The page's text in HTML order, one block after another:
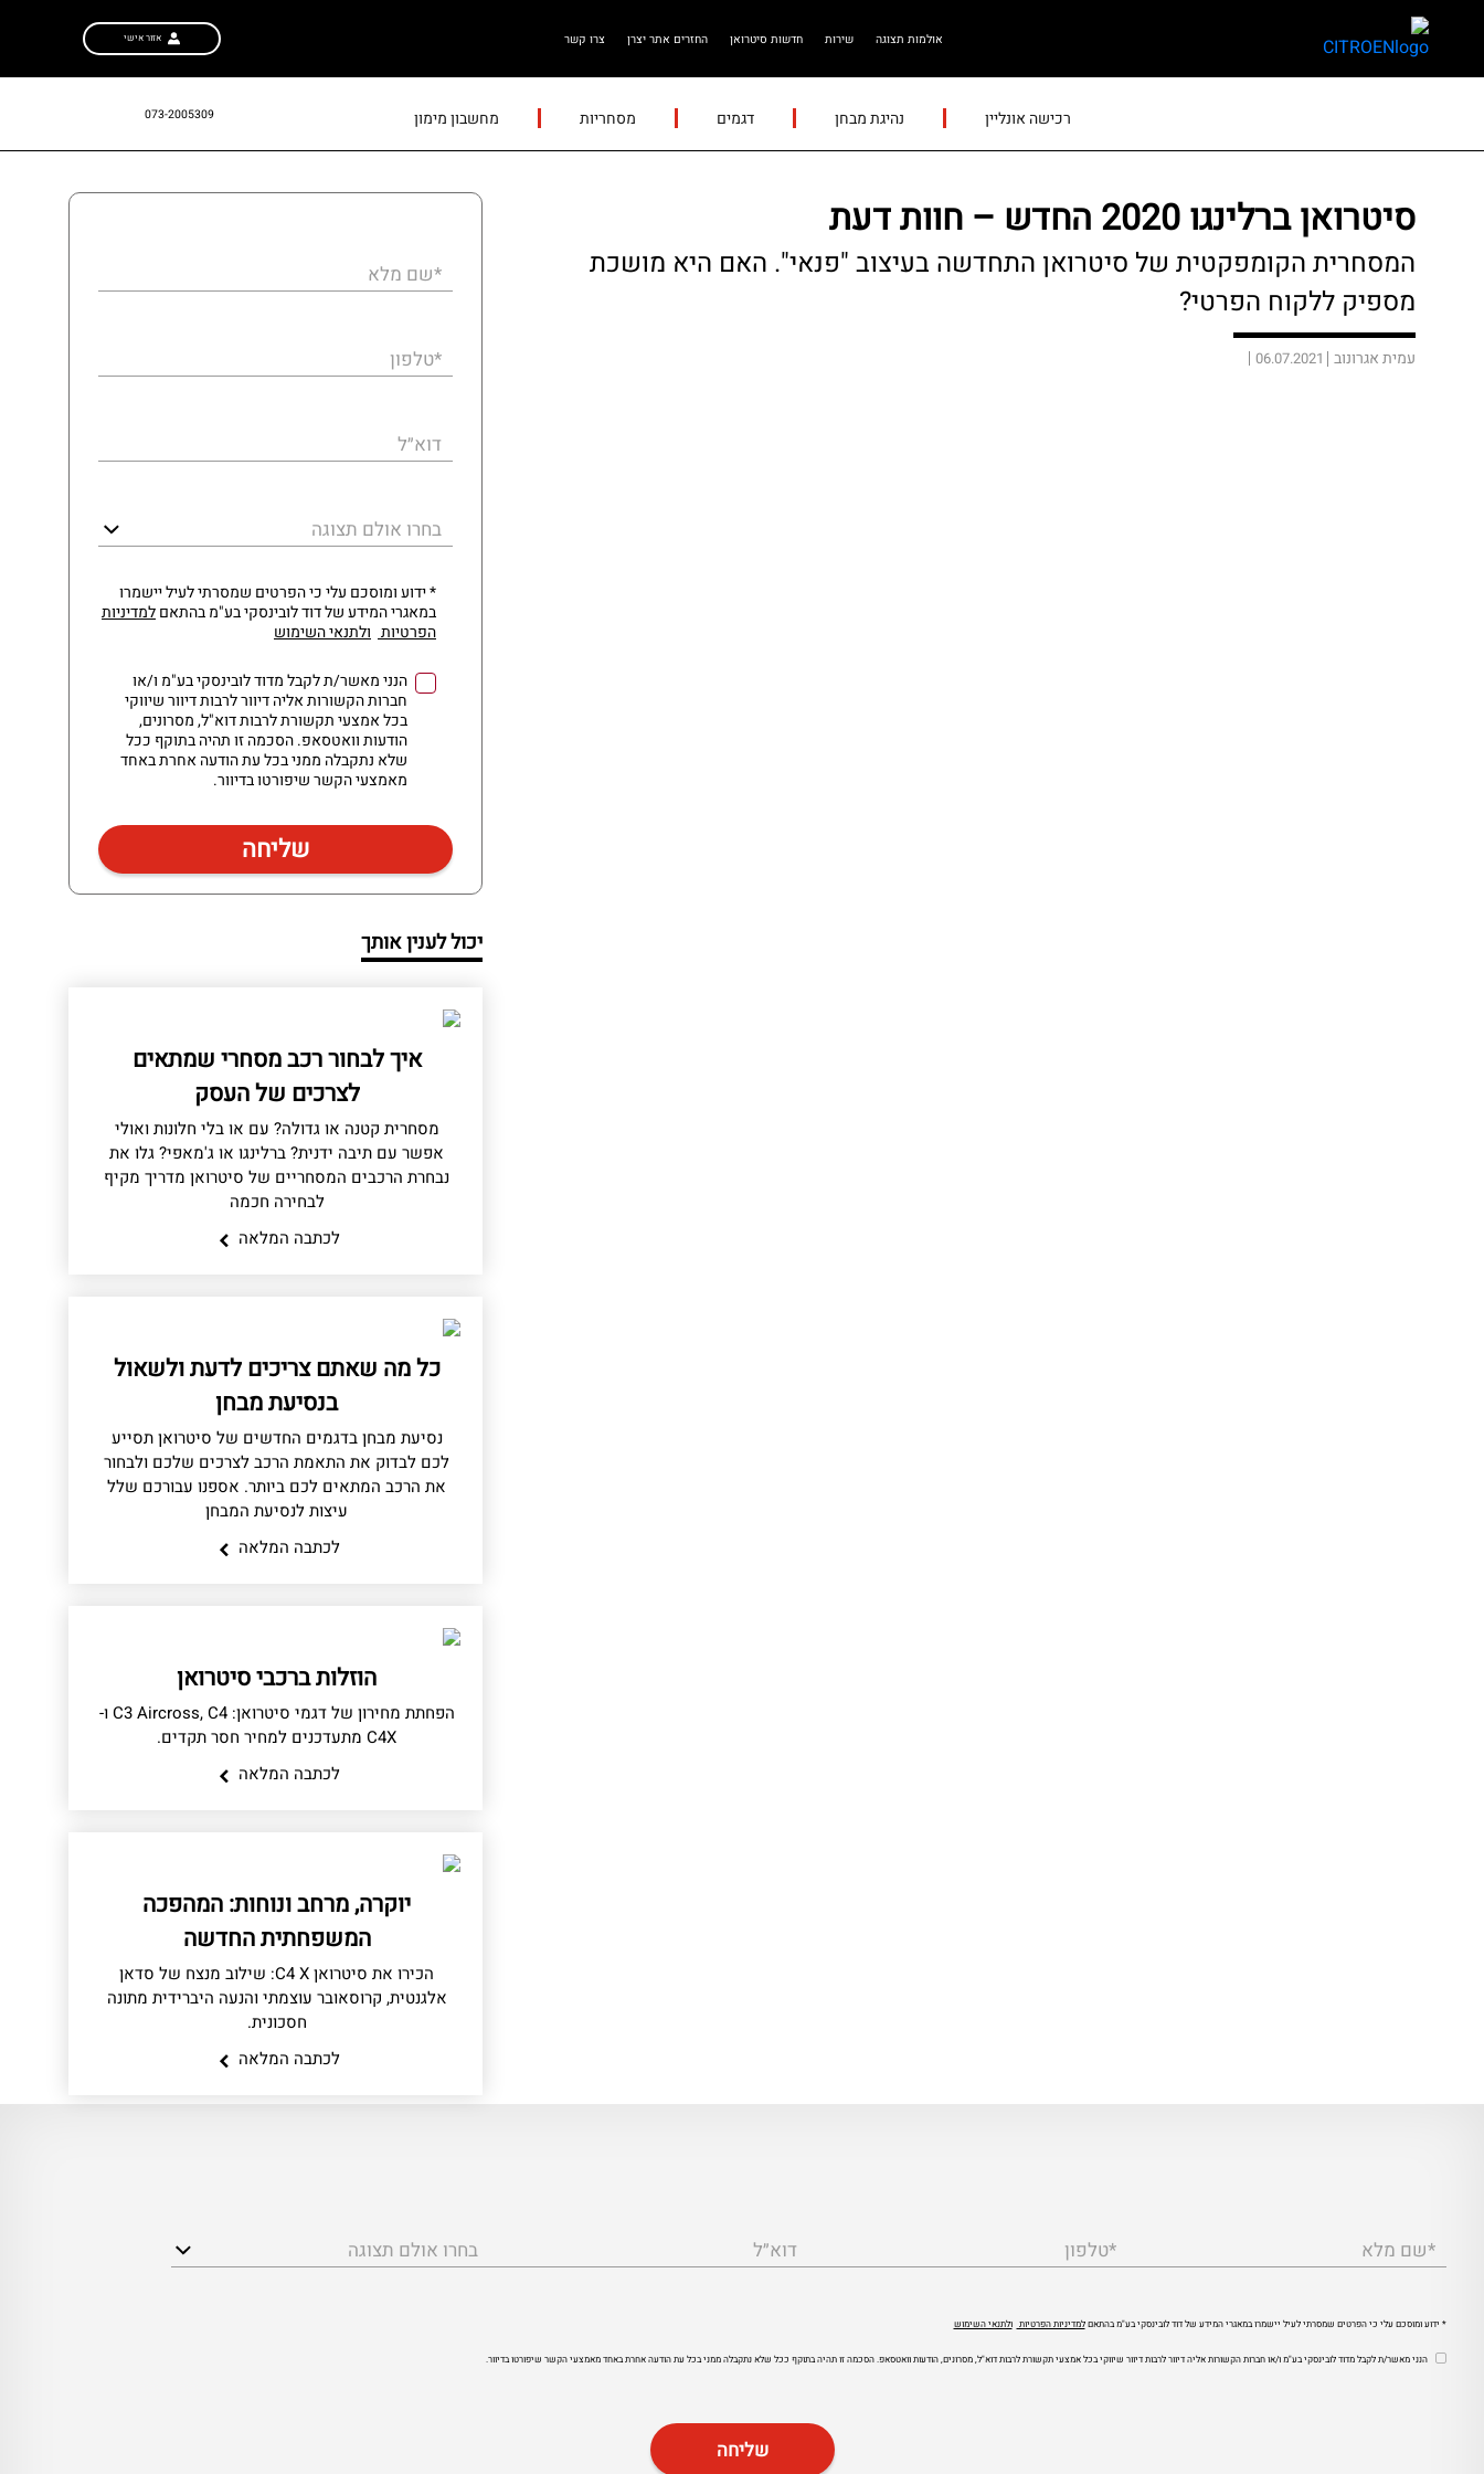
אולמות תצוגה שירות חדשות סיטרואן החזרים אתר יצרן צרו קשר אזור אישי
רכישה אונליין נהיגת מבחן דגמים מסחריות מחשבון מימון 073-2005309
סיטרואן ברלינגו 2020 החדש – חוות דעת
המסחרית הקומפקטית של סיטרואן התחדשה בעיצוב "פנאי". האם היא מושכת
מספיק ללקוח הפרטי?
עמית אגרונוב 06.07.2021
*שם מלא
*טלפון
דוא״ל
בחרו אולם תצוגה
* ידוע ומוסכם עלי כי הפרטים שמסרתי לעיל יישמרו
במאגרי המידע של דוד לובינסקי בע"מ בהתאםלמדיניות
הפרטיות ולתנאי השימוש
הנני מאשר/ת לקבל מדוד לובינסקי בע"מ ו/או
חברות הקשורות אליה דיוור לרבות דיוור שיווקי
בכל אמצעי תקשורת לרבות דוא"ל, מסרונים,
הודעות וואטסאפ. הסכמה זו תהיה בתוקף ככל
שלא נתקבלה ממני בכל עת הודעה אחרת באחד
מאמצעי הקשר שיפורטו בדיוור.
יכול לענין אותך
איך לבחור רכב מסחרי שמתאים
לצרכים של העסק
מסחרית קטנה או גדולה? עם או בלי חלונות ואולי
אפשר עם תיבה ידנית? ברלינגו או ג'מאפי? גלו את
נבחרת הרכבים המסחריים של סיטרואן מדריך מקיף
לבחירה חכמה
לכתבה המלאה
כל מה שאתם צריכים לדעת ולשאול
בנסיעת מבחן
נסיעת מבחן בדגמים החדשים של סיטרואן תסייע
לכם לבדוק את התאמת הרכב לצרכים שלכם ולבחור
את הרכב המתאים לכם ביותר. אספנו עבורכם שלל
עיצות לנסיעת המבחן
לכתבה המלאה
הוזלות ברכבי סיטרואן
הפחתת מחירון של דגמי סיטרואן: C3 Aircross, C4 ו-
C4X מתעדכנים למחיר חסר תקדים.
לכתבה המלאה
יוקרה, מרחב ונוחות: המהפכה
המשפחתית החדשה
הכירו את סיטרואן C4 X: שילוב מנצח של סדאן
אלגנטית, קרוסאובר עוצמתי והנעה היברידית מתונה
חסכונית.
לכתבה המלאה
*שם מלא *טלפון דוא״ל בחרו אולם תצוגה
* ידוע ומוסכם עלי כי הפרטים שמסרתי לעיל יישמרו במאגרי המידע של דוד לובינסקי בע"מ בהתאםלמדיניות הפרטיות ולתנאי השימוש
הנני מאשר/ת לקבל מדוד לובינסקי בע"מ ו/או חברות הקשורות אליה דיוור לרבות דיוור שיווקי בכל אמצעי תקשורת לרבות דוא"ל, מסרונים, הודעות וואטסאפ. הסכמה זו תהיה בתוקף ככל שלא נתקבלה ממני בכל עת הודעה אחרת באחד מאמצעי הקשר שיפורטו בדיוור.